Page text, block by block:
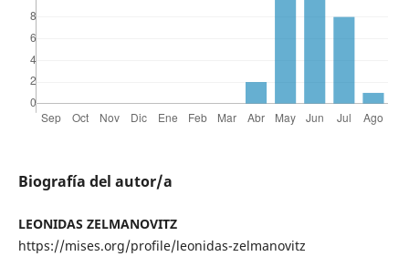
Biografía del autor/a
LEONIDAS ZELMANOVITZ
https://mises.org/profile/leonidas-zelmanovitz